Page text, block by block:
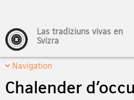
Las tradiziuns vivas en
Svizra
Hauptnavigation
Navigation
Chalender